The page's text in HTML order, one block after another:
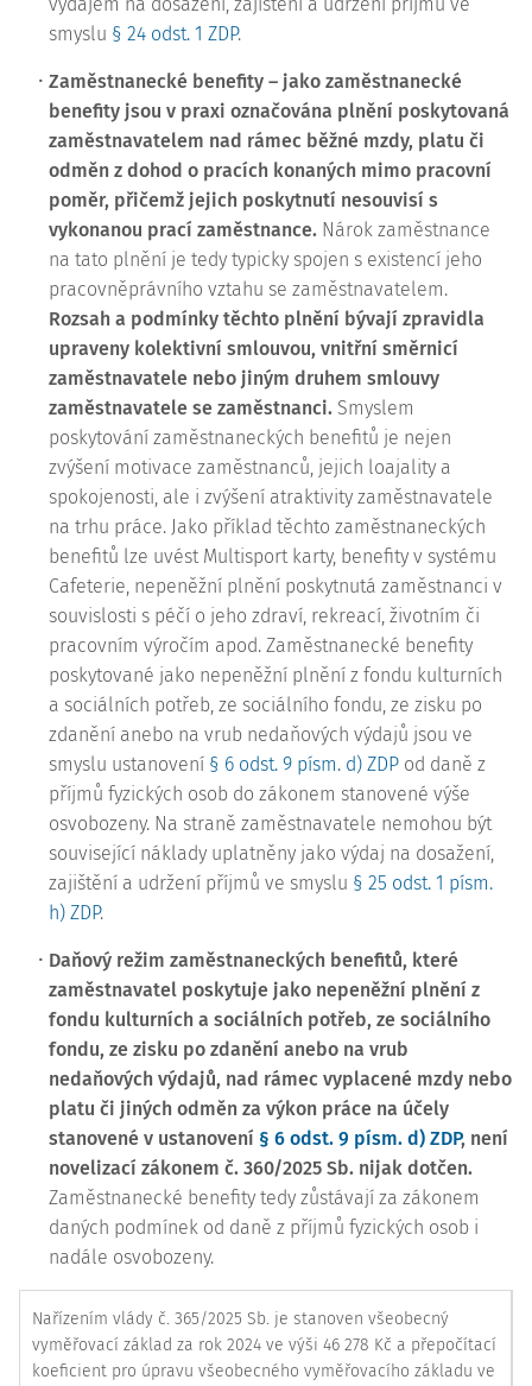
smyslu § 24 odst. 1 ZDP.
Zaměstnanecké benefity – jako zaměstnanecké
benefity jsou v praxi označována plnění poskytovaná
zaměstnavatelem nad rámec běžné mzdy, platu či
odměn z dohod o pracích konaných mimo pracovní
poměr, přičemž jejich poskytnutí nesouvisí s
vykonanou prací zaměstnance. Nárok zaměstnance
na tato plnění je tedy typicky spojen s existencí jeho
pracovněprávního vztahu se zaměstnavatelem.
Rozsah a podmínky těchto plnění bývají zpravidla
upraveny kolektivní smlouvou, vnitřní směrnicí
zaměstnavatele nebo jiným druhem smlouvy
zaměstnavatele se zaměstnanci. Smyslem
poskytování zaměstnaneckých benefitů je nejen
zvýšení motivace zaměstnanců, jejich loajality a
spokojenosti, ale i zvýšení atraktivity zaměstnavatele
na trhu práce. Jako příklad těchto zaměstnaneckých
benefitů lze uvést Multisport karty, benefity v systému
Cafeterie, nepeněžní plnění poskytnutá zaměstnanci v
souvislosti s péčí o jeho zdraví, rekreací, životním či
pracovním výročím apod. Zaměstnanecké benefity
poskytované jako nepeněžní plnění z fondu kulturních
a sociálních potřeb, ze sociálního fondu, ze zisku po
zdanění anebo na vrub nedaňových výdajů jsou ve
smyslu ustanovení § 6 odst. 9 písm. d) ZDP od daně z
příjmů fyzických osob do zákonem stanovené výše
osvobozeny. Na straně zaměstnavatele nemohou být
související náklady uplatněny jako výdaj na dosažení,
zajištění a udržení příjmů ve smyslu § 25 odst. 1 písm.
h) ZDP.
Daňový režim zaměstnaneckých benefitů, které
zaměstnavatel poskytuje jako nepeněžní plnění z
fondu kulturních a sociálních potřeb, ze sociálního
fondu, ze zisku po zdanění anebo na vrub
nedaňových výdajů, nad rámec vyplacené mzdy nebo
platu či jiných odměn za výkon práce na účely
stanovené v ustanovení § 6 odst. 9 písm. d) ZDP, není
novelizací zákonem č. 360/2025 Sb. nijak dotčen.
Zaměstnanecké benefity tedy zůstávají za zákonem
daných podmínek od daně z příjmů fyzických osob i
nadále osvobozeny.
Nařízením vlády č. 365/2025 Sb. je stanoven všeobecný
vyměřovací základ za rok 2024 ve výši 46 278 Kč a přepočítací
koeficient pro úpravu všeobecného vyměřovacího základu ve